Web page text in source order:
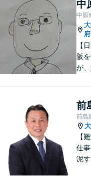
ラ
中
中原
府
【
阪
が
婚
ト
公
問
さ
合
前
前島
【
仕
泥